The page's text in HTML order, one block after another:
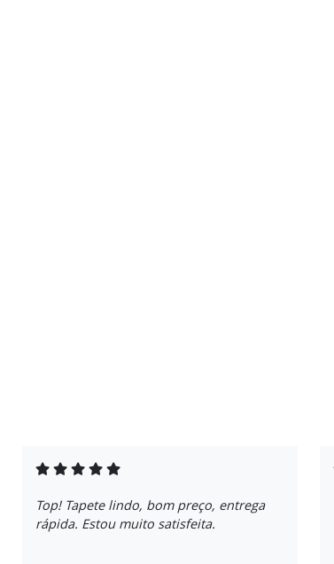
Top! Tapete lindo, bom preço, entrega
rápida. Estou muito satisfeita.